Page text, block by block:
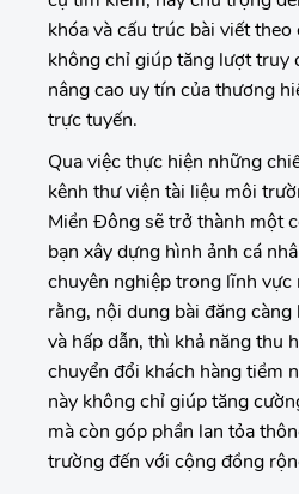
khóa và cấu trúc bài viết
không chỉ giúp tăng lượt truy
nâng cao uy tín của thương
trực tuyến.
Qua việc thực hiện những
kênh thư viện tài liệu môi
Miền Đông sẽ trở thành một
bạn xây dựng hình ảnh cá
chuyên nghiệp trong lĩnh
rằng, nội dung bài đăng càng
và hấp dẫn, thì khả năng thu
chuyển đổi khách hàng tiềm
này không chỉ giúp tăng
mà còn góp phần lan tỏa
trường đến với cộng đồng